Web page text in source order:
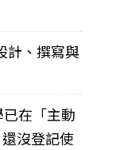
計、撰寫與
已在「主動
沒登記使